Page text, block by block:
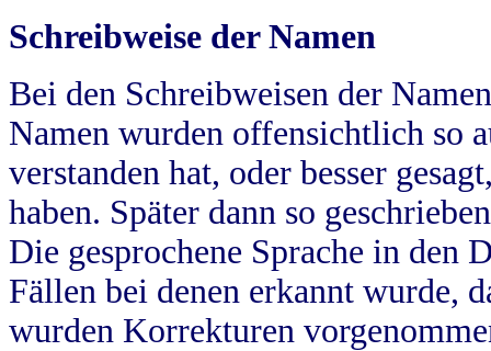
Schreibweise der Namen
Bei den Schreibweisen der
Namen wurden offensichtlich so
verstanden hat, oder besser
haben. Später dann so
Die gesprochene Sprache in
Fällen bei denen erkannt wurde,
wurden Korrekturen